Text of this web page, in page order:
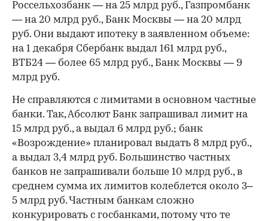
Россельхозбанк — на 25 млрд руб., Газпромбанк
— на 20 млрд руб., Банк Москвы — на 20 млрд
руб. Они выдают ипотеку в заявленном объеме:
на 1 декабря Сбербанк выдал 161 млрд руб.,
ВТБ24 — более 65 млрд руб., Банк Москвы — 9
млрд руб.
Не справляются с лимитами в основном частные
банки. Так, Абсолют Банк запрашивал лимит на
15 млрд руб., а выдал 6 млрд руб.; банк
«Возрождение» планировал выдать 8 млрд руб.,
а выдал 3,4 млрд руб. Большинство частных
банков не запрашивали больше 10 млрд руб., в
среднем сумма их лимитов колеблется около 3–
5 млрд руб. Частным банкам сложно
конкурировать с госбанками, потому что те